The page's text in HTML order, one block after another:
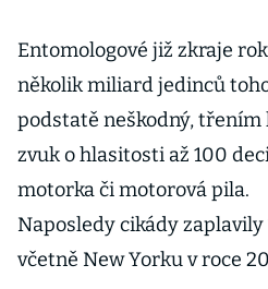
Entomologové již zkraje
několik miliard jedinců
podstatě neškodný, třením
zvuk o hlasitosti až 100
motorka či motorová pila.
Naposledy cikády
včetně New Yorku v roce